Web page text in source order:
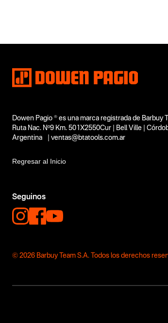
Dowen Pagio ® es una marca registrada de Barbuy
Ruta Nac. Nº9 Km. 501X2550Cur | Bell Ville |
Argentina | ventas@btatools.com.ar
Regresar al Inicio
Seguinos
© 2026 Barbuy Team S.A. Todos los derechos